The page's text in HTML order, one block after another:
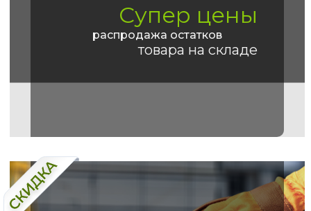
Супер цены
распродажа остатков
товара на складе